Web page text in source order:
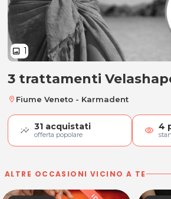
image 1
3 trattamenti
3 trattamenti
location_on Fiume Veneto - Karmadent
31 acquistati
offerta popolare visibility 4
ALTRE OCCASIONI VICINO A TE